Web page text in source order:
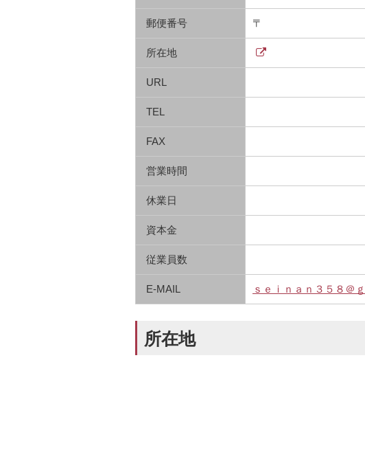
郵便番号 〒
所在地
URL
TEL
FAX
営業時間
休業日
資本金
従業員数
E-MAIL ｓｅｉｎａｎ３５８＠
所在地